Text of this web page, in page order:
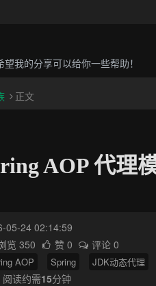
我的分享可以给你一些帮助！
正文
AOP 代理
05-24 02:14:59
览 350 赞 0
评论 0
AOP Spring JDK动态代理
阅读约需15分钟